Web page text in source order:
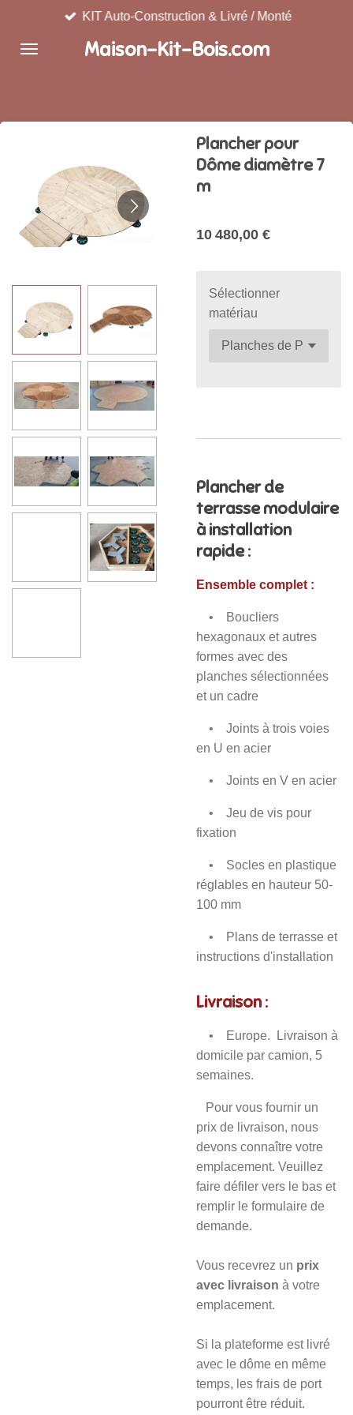
contenu
Maison-Kit-Bois.com
KIT Auto-Construction & Livré / Monté
Plancher pour
Dôme diamètre 7
m
10 480,00 €
Sélectionner
matériau
Plancher de
terrasse modulaire
à installation
rapide :
Ensemble complet :
• Boucliers
hexagonaux et autres
formes avec des
planches sélectionnées
et un cadre
• Joints à trois voies
en U en acier
• Joints en V en acier
• Jeu de vis pour
fixation
• Socles en plastique
réglables en hauteur 50-
100 mm
• Plans de terrasse et
instructions d'installation
Livraison :
• Europe. Livraison à
domicile par camion, 5
semaines.
Pour vous fournir un
prix de livraison, nous
devons connaître votre
emplacement. Veuillez
faire défiler vers le bas et
remplir le formulaire de
demande.
Vous recevrez un prix
avec livraison à votre
emplacement.
Si la plateforme est livré
avec le dôme en même
temps, les frais de port
pourront être réduit.